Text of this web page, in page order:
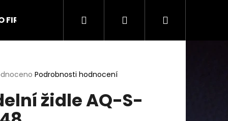
FIRMĚ Kontakt Obchodní podmínky
Hledat PřihlášeníNákupní
Podrobnosti hodnocení
židle AQ-S-